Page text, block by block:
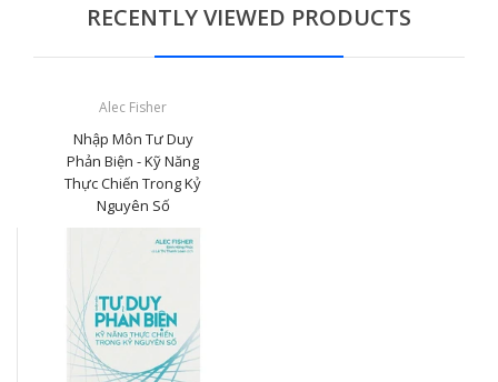
RECENTLY VIEWED PRODUCTS
Alec Fisher
Nhập Môn Tư Duy
Phản Biện - Kỹ Năng
Thực Chiến Trong Kỷ
Nguyên Số